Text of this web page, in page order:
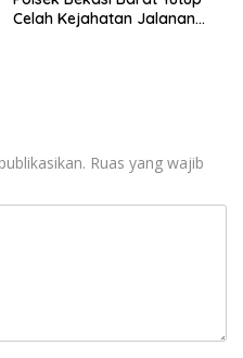
Celah Kejahatan Jalanan
Ruas yang wajib